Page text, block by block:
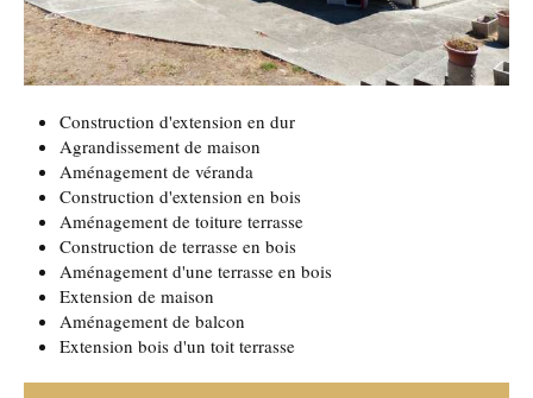
Construction d'extension en dur
Agrandissement de maison
Aménagement de véranda
Construction d'extension en bois
Aménagement de toiture terrasse
Construction de terrasse en bois
Aménagement d'une terrasse en bois
Extension de maison
Aménagement de balcon
Extension bois d'un toit terrasse